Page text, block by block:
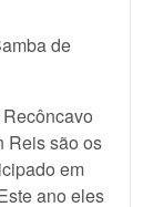
de
Reis são os
em
ano eles